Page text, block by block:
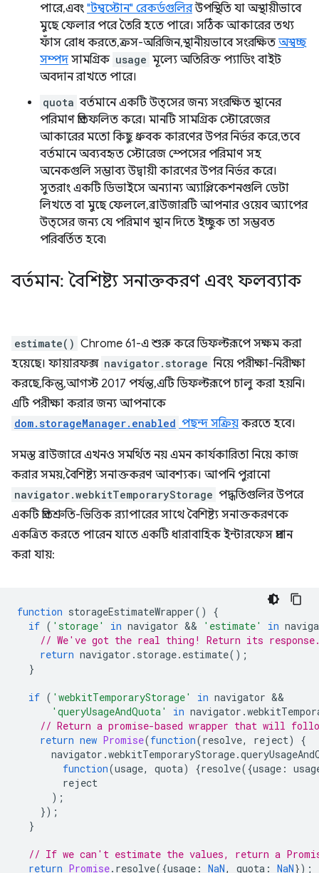
পারে, এবং "টম্বস্টোন" রেকর্ডগুলিরউপস্থিতি যা অস্থায়ীভাবে
মুছে ফেলার পরে তৈরি হতে পারে। সঠিক আকারের তথ্য
ফাঁস রোধ করতে, ক্রস-অরিজিন, স্থানীয়ভাবে সংরক্ষিত অস্বচ্ছ
সম্পদ সামগ্রিক usage মূল্যে অতিরিক্ত প্যাডিং বাইট
অবদান রাখতে পারে।
quota বর্তমানে একটি উত্সের জন্য সংরক্ষিত স্থানের
পরিমাণ প্রতিফলিত করে। মানটি সামগ্রিক স্টোরেজের
আকারের মতো কিছু ধ্রুবক কারণের উপর নির্ভর করে, তবে
বর্তমানে অব্যবহৃত স্টোরেজ স্পেসের পরিমাণ সহ
অনেকগুলি সম্ভাব্য উদ্বায়ী কারণের উপর নির্ভর করে।
সুতরাং একটি ডিভাইসে অন্যান্য অ্যাপ্লিকেশনগুলি ডেটা
লিখতে বা মুছে ফেললে, ব্রাউজারটি আপনার ওয়েব অ্যাপের
উত্সের জন্য যে পরিমাণ স্থান দিতে ইচ্ছুক তা সম্ভবত
পরিবর্তিত হবে৷
বর্তমান: বৈশিষ্ট্য সনাক্তকরণ এবং ফলব্যাক
estimate() Chrome 61-এ শুরু করে ডিফল্টরূপে সক্ষম করা
হয়েছে। ফায়ারফক্স navigator.storage নিয়ে পরীক্ষা-নিরীক্ষা
করছে, কিন্তু, আগস্ট 2017 পর্যন্ত, এটি ডিফল্টরূপে চালু করা হয়নি।
এটি পরীক্ষা করার জন্য আপনাকে
dom.storageManager.enabled পছন্দ সক্রিয় করতে হবে।
সমস্ত ব্রাউজারে এখনও সমর্থিত নয় এমন কার্যকারিতা নিয়ে কাজ
করার সময়, বৈশিষ্ট্য সনাক্তকরণ আবশ্যক। আপনি পুরানো
navigator.webkitTemporaryStorage পদ্ধতিগুলির উপরে
একটি প্রতিশ্রুতি-ভিত্তিক র‍্যাপারের সাথে বৈশিষ্ট্য সনাক্তকরণকে
একত্রিত করতে পারেন যাতে একটি ধারাবাহিক ইন্টারফেস প্রদান
করা যায়:
function storageEstimateWrapper()
{
if ( 'storage' in navigator && 'estimate' in
// We've got the real thing! Return its
return navigator . storage. estimate();
}
if ( 'webkitTemporaryStorage' in navigator
'queryUsageAndQuota'
in navigator .
// Return a promise-based wrapper that will
return new Promise(function(resolve, reject)
{
navigator .webkitTemporaryStorage.
function(usage, quota) {resolve({usage :
reject
);
});
}
// If we can't estimate the values, return a
return Promise. resolve({usage : NaN, quota : NaN});